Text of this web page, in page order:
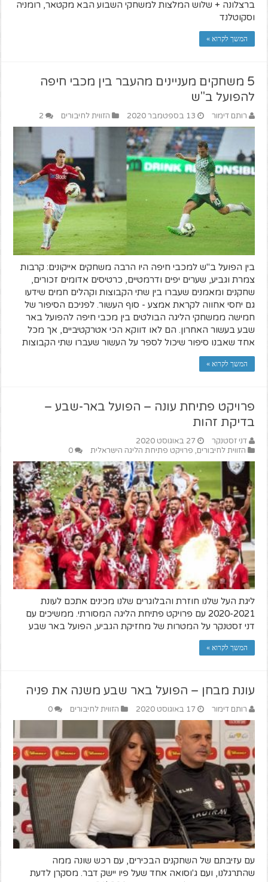
ברצלונה + שלוש המלצות למשחקי השבוע הבא מקטאר, רומניה
וסקוטלנד
המשך לקרוא »
5 משחקים מעניינים מהעבר בין מכבי חיפה
להפועל ב"ש
רותם דימור 13 בספטמבר 2020 הזווית לחיבורים 2
בין הפועל ב''ש למכבי חיפה היו הרבה משחקים אייקונים: קרבות
צמרת וגביע, שערים יפים ודרמטיים, כרטיסים אדומים זכורים,
שחקנים ומאמנים שעברו בין שתי הקבוצות וקהלים חמים שידעו
גם יחסי אחווה לקראת אמצע - סוף העשור. לפניכם הסיפור של
חמישה ממשחקי הליגה הבולטים בין מכבי חיפה להפועל באר
שבע בעשור האחרון. הם לאו דווקא הכי אטרקטיביים, אך מכל
אחד שאבנו סיפור שיכול לספר על העשור שעברו שתי הקבוצות
המשך לקרוא »
פרויקט פתיחת עונה – הפועל באר-שבע –
בדיקת זהות
דני זסטנקר
27 באוגוסט 2020
הזווית לחיבורים, פרויקט פתיחת הליגה הישראלית 0
ליגת העל שלנו חוזרת והבלוגרים שלנו מכינים אתכם לעונת
2020-2021 עם פרויקט פתיחת הליגה המסורתי. ממשיכים עם
דני זסטנקר על המטרות של מחזיקת הגביע, הפועל באר שבע
המשך לקרוא »
עונת מבחן – הפועל באר שבע משנה את פניה
רותם דימור 17 באוגוסט 2020 הזווית לחיבורים 0
עם עזיבתם של השחקנים הבכירים, עם רכש שונה ממה
שהתרגלנו, ועם ג'וסואה אחד שעל פיו יישק דבר. מסקרן לדעת